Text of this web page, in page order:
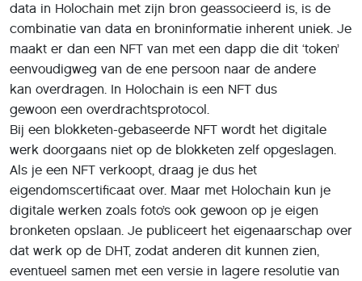
data in Holochain met zijn bron geassocieerd is, is de
combinatie van data en broninformatie inherent uniek. Je
maakt er dan een NFT van met een dapp die dit ‘token’
eenvoudigweg van de ene persoon naar de andere
kan overdragen. In Holochain is een NFT dus
gewoon een overdrachtsprotocol.
Bij een blokketen-gebaseerde NFT wordt het digitale
werk doorgaans niet op de blokketen zelf opgeslagen.
Als je een NFT verkoopt, draag je dus het
eigendomscertificaat over. Maar met Holochain kun je
digitale werken zoals foto’s ook gewoon op je eigen
bronketen opslaan. Je publiceert het eigenaarschap over
dat werk op de DHT, zodat anderen dit kunnen zien,
eventueel samen met een versie in lagere resolutie van